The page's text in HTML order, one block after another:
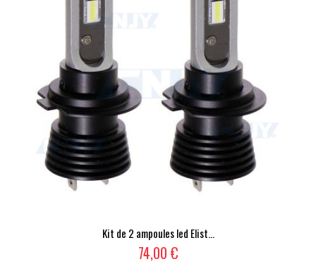
Kit de 2 ampoules led Elist...
74,00 €